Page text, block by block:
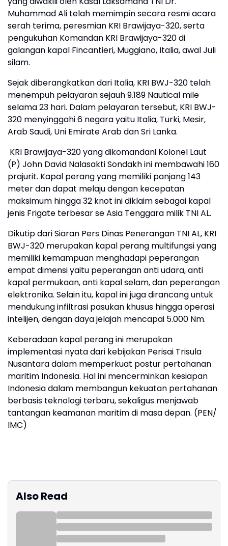
Muhammad Ali telah memimpin secara resmi acara
serah terima, peresmian KRI Brawijaya-320, serta
pengukuhan Komandan KRI Brawijaya-320 di
galangan kapal Fincantieri, Muggiano, Italia, awal Juli
silam.
Sejak diberangkatkan dari Italia, KRI BWJ-320 telah
menempuh pelayaran sejauh 9.189 Nautical mile
selama 23 hari. Dalam pelayaran tersebut, KRI BWJ-
320 menyinggahi 6 negara yaitu Italia, Turki, Mesir,
Arab Saudi, Uni Emirate Arab dan Sri Lanka.
KRI Brawijaya-320 yang dikomandani Kolonel Laut
(P) John David Nalasakti Sondakh ini membawahi 160
prajurit. Kapal perang yang memiliki panjang 143
meter dan dapat melaju dengan kecepatan
maksimum hingga 32 knot ini diklaim sebagai kapal
jenis Frigate terbesar se Asia Tenggara milik TNI AL.
Dikutip dari Siaran Pers Dinas Penerangan TNI AL, KRI
BWJ-320 merupakan kapal perang multifungsi yang
memiliki kemampuan menghadapi peperangan
empat dimensi yaitu peperangan anti udara, anti
kapal permukaan, anti kapal selam, dan peperangan
elektronika. Selain itu, kapal ini juga dirancang untuk
mendukung infiltrasi pasukan khusus hingga operasi
intelijen, dengan daya jelajah mencapai 5.000 Nm.
Keberadaan kapal perang ini merupakan
implementasi nyata dari kebijakan Perisai Trisula
Nusantara dalam memperkuat postur pertahanan
maritim Indonesia. Hal ini mencerminkan kesiapan
Indonesia dalam membangun kekuatan pertahanan
berbasis teknologi terbaru, sekaligus menjawab
tantangan keamanan maritim di masa depan. (PEN/
IMC)
Also Read